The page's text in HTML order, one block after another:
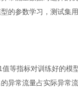
的参数学习，测试集
值等指标对训练好的
异常流量占实际异常